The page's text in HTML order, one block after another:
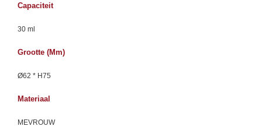
Capaciteit
30 ml
Grootte (mm)
Ø62 * H75
Materiaal
MEVROUW